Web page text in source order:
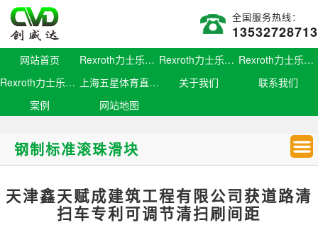
全国服务热线：
13532728713
网站首页 Rexroth力士乐滑块 Rexroth力士乐导轨
Rexroth力士乐螺母
Rexroth力士乐丝杆
上海五星体育直播官网 关于我们
联系我们
案例
网站地图
钢制标准滚珠滑块
天津鑫天赋成建筑工程有限公司获道路清
扫车专利可调节清扫刷间距